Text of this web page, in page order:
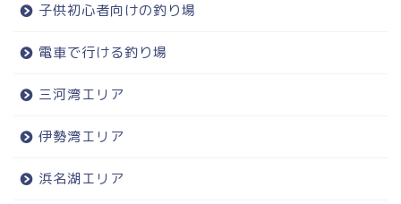
子供初心者向けの釣り場
電車で行ける釣り場
三河湾エリア
伊勢湾エリア
浜名湖エリア